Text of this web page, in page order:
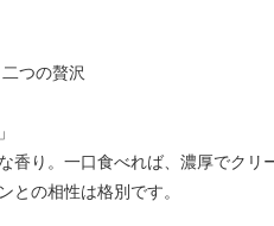
つの贅沢
香り。一口食べれば、濃厚でクリ
との相性は格別です。